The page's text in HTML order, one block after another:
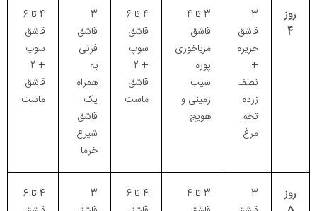
روز
4
3
قاشق
حریره
+
نصف
زرده
تخم
مرغ
3 تا 4
قاشق
مرباخوری
پوره
سیب
زمینی و
هویج
4 تا 6
قاشق
سوپ
+ 2
قاشق
ماست
3
قاشق
فرنی
به
همراه
یک
قاشق
شیرع
خرما
4 تا 6
قاشق
سوپ
+ 2
قاشق
ماست
روز
3
3 تا 4
4 تا 6
3
4 تا 6